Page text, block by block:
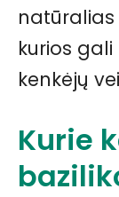
natūralias
kurios
kenkėjų
Kurie